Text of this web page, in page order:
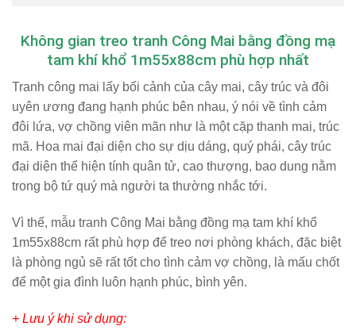
Không gian treo tranh Công Mai bằng đồng mạ
tam khí khổ 1m55x88cm phù hợp nhất
Tranh công mai lấy bối cảnh của cây mai, cây trúc và đôi
uyên ương đang hạnh phúc bên nhau, ý nói về tình cảm
đôi lứa, vợ chồng viên mãn như là một cặp thanh mai, trúc
mã. Hoa mai đại diện cho sự dịu dáng, quý phái, cây trúc
đại diện thể hiện tính quân tử, cao thượng, bao dung nằm
trong bộ tứ quý mà người ta thường nhắc tới.
Vì thế, mẫu tranh Công Mai bằng đồng mạ tam khí khổ
1m55x88cm rất phù hợp để treo nơi phòng khách, đặc biệt
là phòng ngủ sẽ rất tốt cho tình cảm vợ chồng, là mấu chốt
để một gia đình luôn hạnh phúc, bình yên.
+ Lưu ý khi sử dụng: